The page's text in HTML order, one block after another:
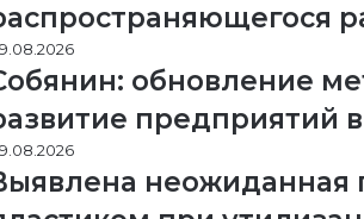
обновление
предприятий
неожиданная